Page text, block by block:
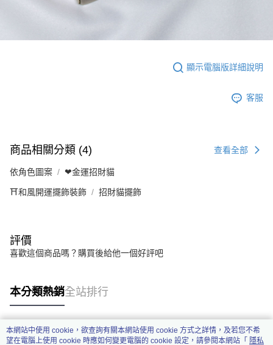
顯示電腦版詳細說明
客服
商品相關分類 (4) 查看全部
依角色圖案 ❤金運招財貓
⛩️和風開運擺飾裝飾 招財貓擺飾
評價
喜歡這個商品嗎？購買後給他一個好評吧
本分類熱銷全站排行
熱門標籤
本網站中使用 cookie，欲查詢有關本網站使用 cookie 方式之詳情，及若您不希
望在電腦上使用 cookie 時應如何變更電腦的 cookie 設定，請參閱本網站「 隱私